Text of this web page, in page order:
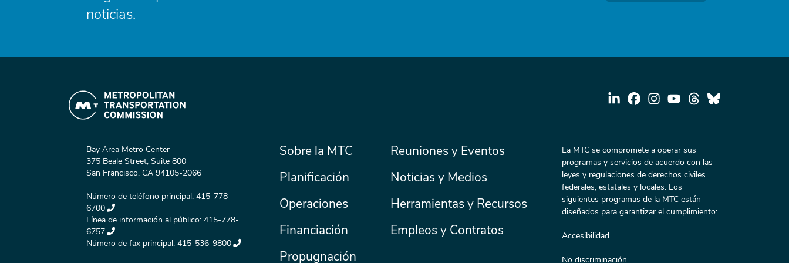
noticias.
Bay Area Metro Center
375 Beale Street, Suite 800
San Francisco, CA 94105-2066
Número de teléfono principal: 415-778-
6700
Línea de información al público: 415-778-
6757
Número de fax principal: 415-536-9800
Menú
principal
Sobre la MTC
Planificación
Operaciones
Financiación
Propugnación
Secondary
Reuniones y Eventos
Noticias y Medios
Herramientas y Recursos
Empleos y Contratos
La MTC se compromete a operar sus
programas y servicios de acuerdo con las
leyes y regulaciones de derechos civiles
federales, estatales y locales. Los
siguientes programas de la MTC están
diseñados para garantizar el cumplimiento:
Accesibilidad
No discriminación